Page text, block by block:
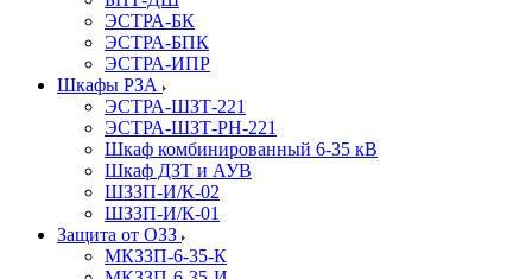
ЭСТРА-БК
ЭСТРА-БПК
ЭСТРА-ИПР
Шкафы РЗА
ЭСТРА-ШЗТ-221
ЭСТРА-ШЗТ-РН-221
Шкаф комбинированный 6-35 кВ
Шкаф ДЗТ и АУВ
ШЗЗП-И/К-02
ШЗЗП-И/К-01
Защита от ОЗЗ
МКЗЗП-6-35-К